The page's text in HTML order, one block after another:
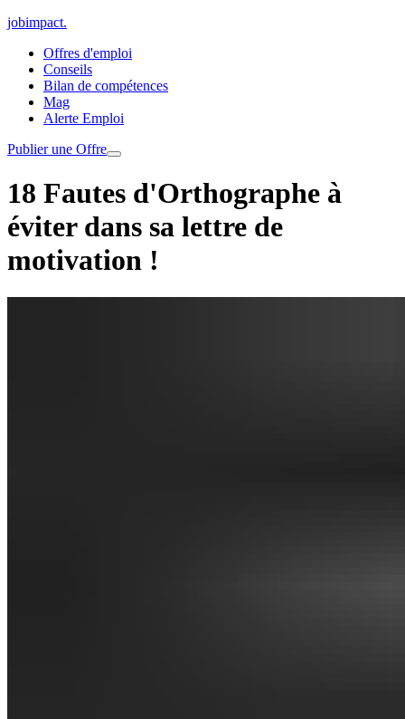
jobimpact.
Offres d'emploi
Conseils
Bilan de compétences
Mag
Alerte Emploi
Publier une Offre
18 Fautes d'Orthographe à
éviter dans sa lettre de
motivation !